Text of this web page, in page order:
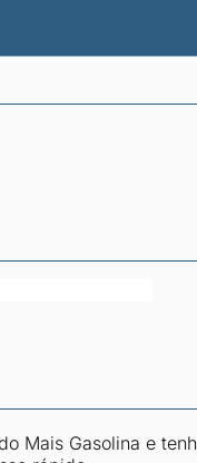
Mais Gasolina e